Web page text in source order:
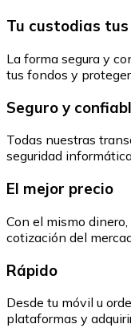
Tu custodias
La forma segura y
tus fondos y
Seguro y
Todas nuestras
seguridad
El mejor precio
Con el mismo
cotización del
Rápido
Desde tu móvil u
plataformas y